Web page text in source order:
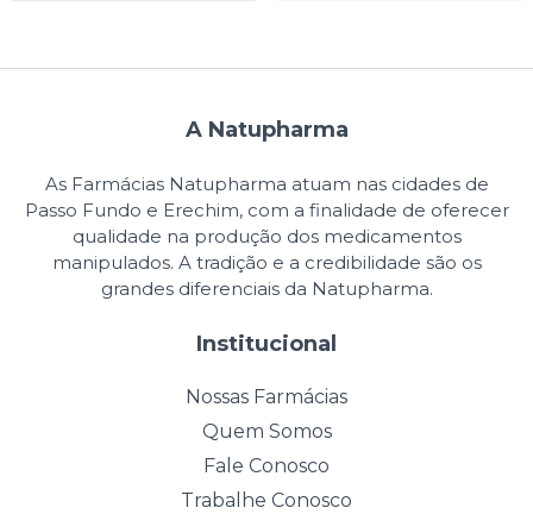
A Natupharma
As Farmácias Natupharma atuam nas cidades de
Passo Fundo e Erechim, com a finalidade de oferecer
qualidade na produção dos medicamentos
manipulados. A tradição e a credibilidade são os
grandes diferenciais da Natupharma.
Institucional
Nossas Farmácias
Quem Somos
Fale Conosco
Trabalhe Conosco